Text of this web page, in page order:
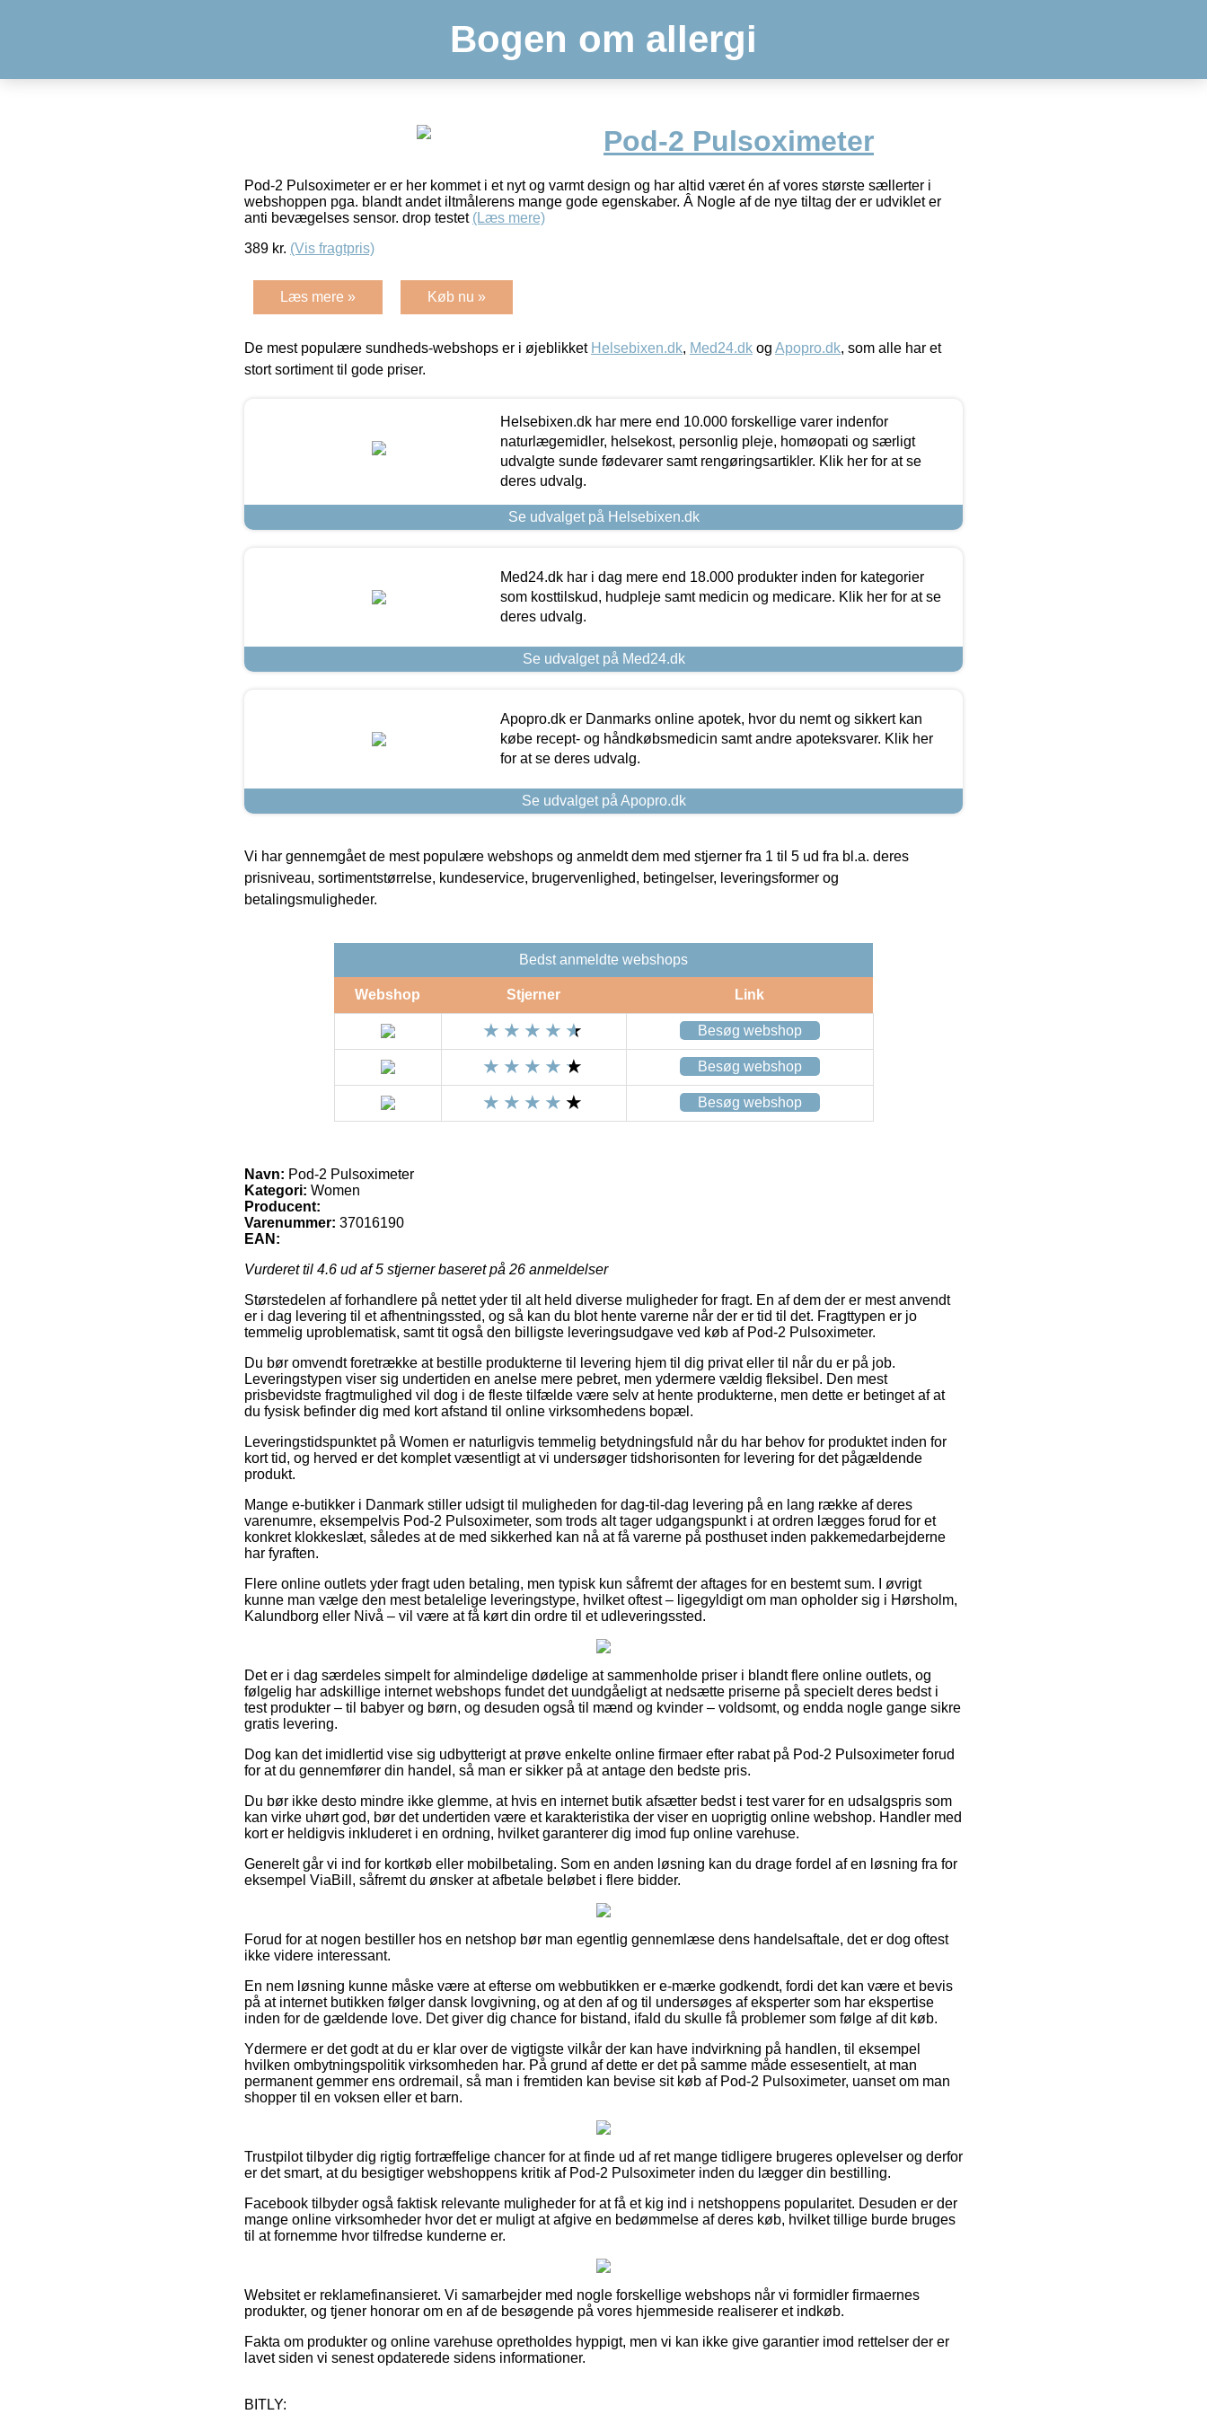
Bogen om allergi
Pod-2 Pulsoximeter
Pod-2 Pulsoximeter er er her kommet i et nyt og varmt design og har altid været én af vores største sællerter i
webshoppen pga. blandt andet iltmålerens mange gode egenskaber. Â Nogle af de nye tiltag der er udviklet er
anti bevægelses sensor. drop testet (Læs mere)
389 kr. (Vis fragtpris)
Læs mere » Køb nu »
De mest populære sundheds-webshops er i øjeblikket Helsebixen.dk, Med24.dk og Apopro.dk, som alle har et
stort sortiment til gode priser.
Helsebixen.dk har mere end 10.000 forskellige varer indenfor
naturlægemidler, helsekost, personlig pleje, homøopati og særligt
udvalgte sunde fødevarer samt rengøringsartikler. Klik her for at se
deres udvalg.
Se udvalget på Helsebixen.dk
Med24.dk har i dag mere end 18.000 produkter inden for kategorier
som kosttilskud, hudpleje samt medicin og medicare. Klik her for at se
deres udvalg.
Se udvalget på Med24.dk
Apopro.dk er Danmarks online apotek, hvor du nemt og sikkert kan
købe recept- og håndkøbsmedicin samt andre apoteksvarer. Klik her
for at se deres udvalg.
Se udvalget på Apopro.dk
Vi har gennemgået de mest populære webshops og anmeldt dem med stjerner fra 1 til 5 ud fra bl.a. deres
prisniveau, sortimentstørrelse, kundeservice, brugervenlighed, betingelser, leveringsformer og
betalingsmuligheder.
Bedst anmeldte webshops
Webshop Stjerner Link
Besøg webshop
Besøg webshop
Besøg webshop
Navn: Pod-2 Pulsoximeter
Kategori: Women
Producent:
Varenummer: 37016190
EAN:
Vurderet til 4.6 ud af 5 stjerner baseret på 26 anmeldelser
Størstedelen af forhandlere på nettet yder til alt held diverse muligheder for fragt. En af dem der er mest anvendt
er i dag levering til et afhentningssted, og så kan du blot hente varerne når der er tid til det. Fragttypen er jo
temmelig uproblematisk, samt tit også den billigste leveringsudgave ved køb af Pod-2 Pulsoximeter.
Du bør omvendt foretrække at bestille produkterne til levering hjem til dig privat eller til når du er på job.
Leveringstypen viser sig undertiden en anelse mere pebret, men ydermere vældig fleksibel. Den mest
prisbevidste fragtmulighed vil dog i de fleste tilfælde være selv at hente produkterne, men dette er betinget af at
du fysisk befinder dig med kort afstand til online virksomhedens bopæl.
Leveringstidspunktet på Women er naturligvis temmelig betydningsfuld når du har behov for produktet inden for
kort tid, og herved er det komplet væsentligt at vi undersøger tidshorisonten for levering for det pågældende
produkt.
Mange e-butikker i Danmark stiller udsigt til muligheden for dag-til-dag levering på en lang række af deres
varenumre, eksempelvis Pod-2 Pulsoximeter, som trods alt tager udgangspunkt i at ordren lægges forud for et
konkret klokkeslæt, således at de med sikkerhed kan nå at få varerne på posthuset inden pakkemedarbejderne
har fyraften.
Flere online outlets yder fragt uden betaling, men typisk kun såfremt der aftages for en bestemt sum. I øvrigt
kunne man vælge den mest betalelige leveringstype, hvilket oftest – ligegyldigt om man opholder sig i Hørsholm,
Kalundborg eller Nivå – vil være at få kørt din ordre til et udleveringssted.
Det er i dag særdeles simpelt for almindelige dødelige at sammenholde priser i blandt flere online outlets, og
følgelig har adskillige internet webshops fundet det uundgåeligt at nedsætte priserne på specielt deres bedst i
test produkter – til babyer og børn, og desuden også til mænd og kvinder – voldsomt, og endda nogle gange sikre
gratis levering.
Dog kan det imidlertid vise sig udbytterigt at prøve enkelte online firmaer efter rabat på Pod-2 Pulsoximeter forud
for at du gennemfører din handel, så man er sikker på at antage den bedste pris.
Du bør ikke desto mindre ikke glemme, at hvis en internet butik afsætter bedst i test varer for en udsalgspris som
kan virke uhørt god, bør det undertiden være et karakteristika der viser en uoprigtig online webshop. Handler med
kort er heldigvis inkluderet i en ordning, hvilket garanterer dig imod fup online varehuse.
Generelt går vi ind for kortkøb eller mobilbetaling. Som en anden løsning kan du drage fordel af en løsning fra for
eksempel ViaBill, såfremt du ønsker at afbetale beløbet i flere bidder.
Forud for at nogen bestiller hos en netshop bør man egentlig gennemlæse dens handelsaftale, det er dog oftest
ikke videre interessant.
En nem løsning kunne måske være at efterse om webbutikken er e-mærke godkendt, fordi det kan være et bevis
på at internet butikken følger dansk lovgivning, og at den af og til undersøges af eksperter som har ekspertise
inden for de gældende love. Det giver dig chance for bistand, ifald du skulle få problemer som følge af dit køb.
Ydermere er det godt at du er klar over de vigtigste vilkår der kan have indvirkning på handlen, til eksempel
hvilken ombytningspolitik virksomheden har. På grund af dette er det på samme måde essesentielt, at man
permanent gemmer ens ordremail, så man i fremtiden kan bevise sit køb af Pod-2 Pulsoximeter, uanset om man
shopper til en voksen eller et barn.
Trustpilot tilbyder dig rigtig fortræffelige chancer for at finde ud af ret mange tidligere brugeres oplevelser og derfor
er det smart, at du besigtiger webshoppens kritik af Pod-2 Pulsoximeter inden du lægger din bestilling.
Facebook tilbyder også faktisk relevante muligheder for at få et kig ind i netshoppens popularitet. Desuden er der
mange online virksomheder hvor det er muligt at afgive en bedømmelse af deres køb, hvilket tillige burde bruges
til at fornemme hvor tilfredse kunderne er.
Websitet er reklamefinansieret. Vi samarbejder med nogle forskellige webshops når vi formidler firmaernes
produkter, og tjener honorar om en af de besøgende på vores hjemmeside realiserer et indkøb.
Fakta om produkter og online varehuse opretholdes hyppigt, men vi kan ikke give garantier imod rettelser der er
lavet siden vi senest opdaterede sidens informationer.
BITLY: